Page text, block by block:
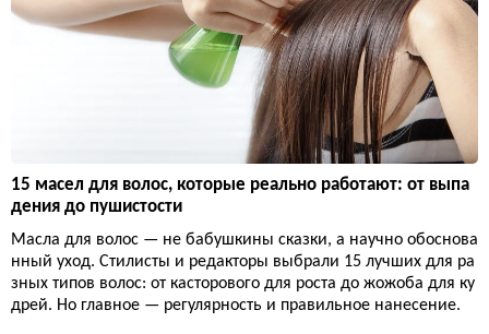
15 масел для волос, которые реально работают: от выпа
дения до пушистости
Масла для волос — не бабушкины сказки, а научно обоснова
нный уход. Стилисты и редакторы выбрали 15 лучших для ра
зных типов волос: от касторового для роста до жожоба для ку
дрей. Но главное — регулярность и правильное нанесение.